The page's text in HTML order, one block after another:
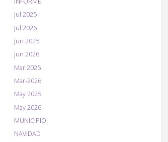
Jul 2025
Jul 2026
Jun 2025
Jun 2026
Mar 2025
Mar-2026
May 2025
May 2026
MUNICIPIO
NAVIDAD